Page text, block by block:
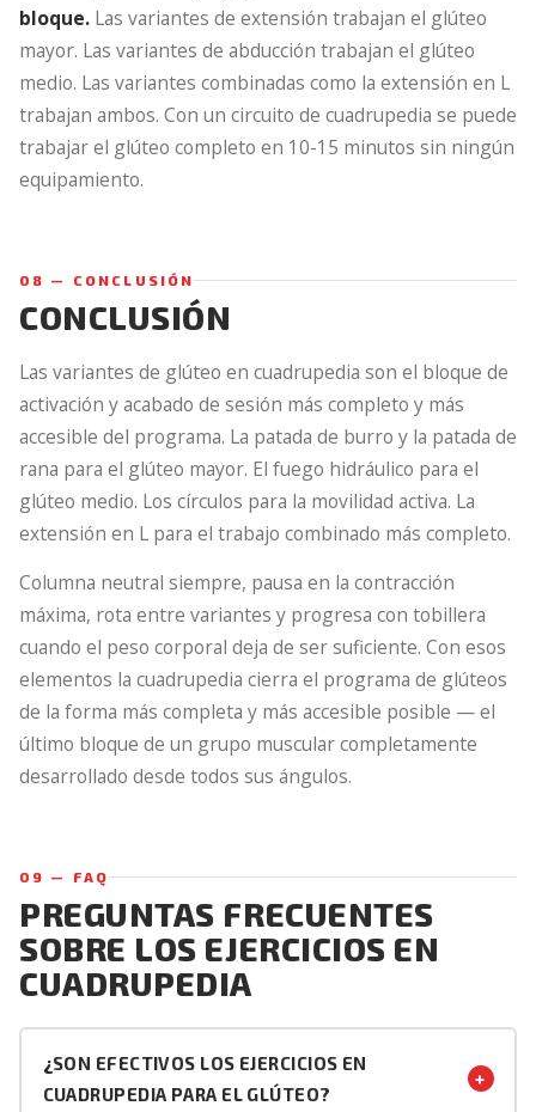
bloque. Las variantes de extensión trabajan el glúteo
mayor. Las variantes de abducción trabajan el glúteo
medio. Las variantes combinadas como la extensión en L
trabajan ambos. Con un circuito de cuadrupedia se puede
trabajar el glúteo completo en 10-15 minutos sin ningún
equipamiento.
08 — CONCLUSIÓN
CONCLUSIÓN
Las variantes de glúteo en cuadrupedia son el bloque de
activación y acabado de sesión más completo y más
accesible del programa. La patada de burro y la patada de
rana para el glúteo mayor. El fuego hidráulico para el
glúteo medio. Los círculos para la movilidad activa. La
extensión en L para el trabajo combinado más completo.
Columna neutral siempre, pausa en la contracción
máxima, rota entre variantes y progresa con tobillera
cuando el peso corporal deja de ser suficiente. Con esos
elementos la cuadrupedia cierra el programa de glúteos
de la forma más completa y más accesible posible — el
último bloque de un grupo muscular completamente
desarrollado desde todos sus ángulos.
09 — FAQ
PREGUNTAS FRECUENTES
SOBRE LOS EJERCICIOS EN
CUADRUPEDIA
¿SON EFECTIVOS LOS EJERCICIOS EN
CUADRUPEDIA PARA EL GLÚTEO?
+